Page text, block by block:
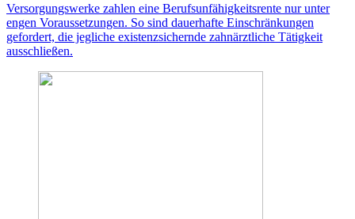
Versorgungswerke zahlen eine Berufsunfähigkeitsrente nur unter
engen Voraussetzungen. So sind dauerhafte Einschränkungen
gefordert, die jegliche existenzsichernde zahnärztliche Tätigkeit
ausschließen.